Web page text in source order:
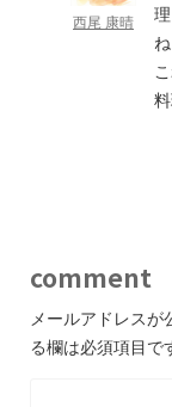
西尾 康晴
ね
comment
メールアドレスが
る欄は必須項目で